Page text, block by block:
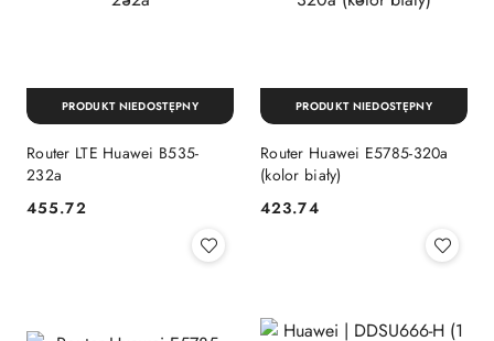
Router LTE Huawei B535-
232a
Cena:
455.72
PRODUKT NIEDOSTĘPNY
Router Huawei E5785-320a
(kolor biały)
Cena:
423.74
PRODUKT NIEDOSTĘPNY